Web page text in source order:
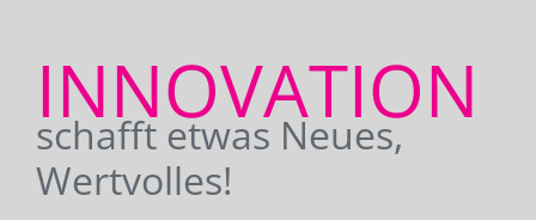
INNOVATION
schafft etwas Neues,
Wertvolles!